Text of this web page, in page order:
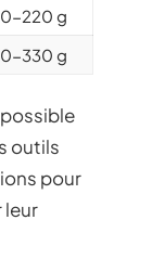
220 g
330 g
outils
pour
leur